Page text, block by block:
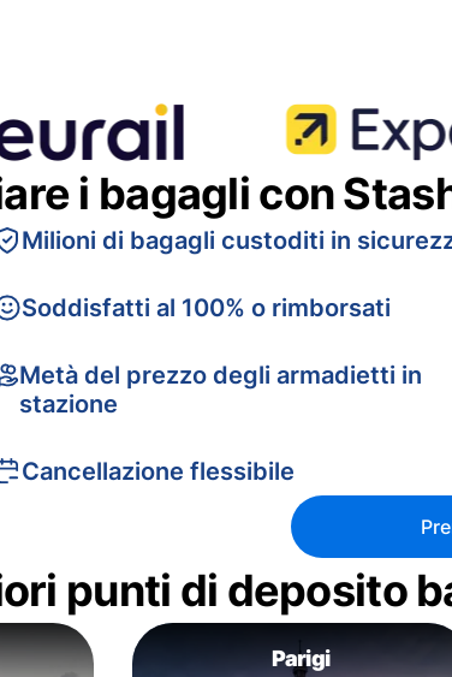
i bagagli con
Milioni di bagagli custoditi in
Soddisfatti al 100% o rimborsati
Metà del prezzo degli armadietti in
stazione
Cancellazione flessibile
punti di deposito
Parigi